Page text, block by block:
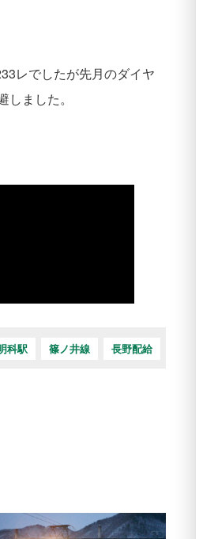
レでしたが先月のダイヤ
ました。
科駅 篠ノ井線 長野配給